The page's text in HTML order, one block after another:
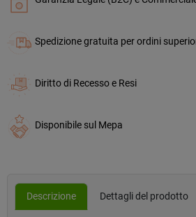
Spedizione gratuita per ordini
Diritto di Recesso e Resi
Disponibile sul Mepa
Descrizione Dettagli del prodotto